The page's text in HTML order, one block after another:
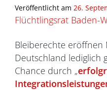
Veröffentlicht am 26.
Flüchtlingsrat Baden-
Bleiberechte eröffnen
Deutschland lediglich
Chance durch „